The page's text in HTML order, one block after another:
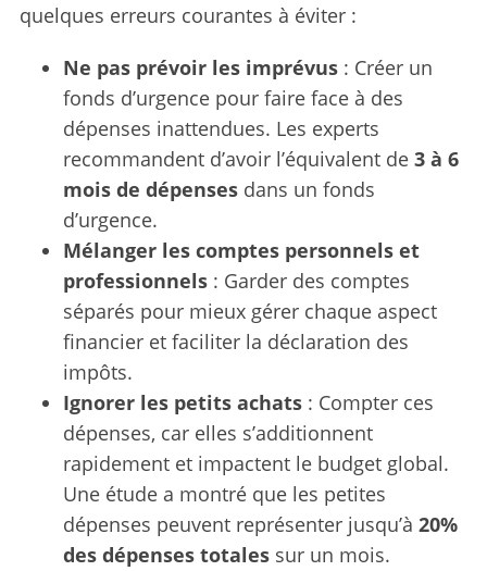
quelques erreurs courantes à éviter :
Ne pas prévoir les imprévus: Créer un
fonds d’urgence pour faire face à des
dépenses inattendues. Les experts
recommandent d’avoir l’équivalent de 3 à 6
mois de dépensesdans un fonds
d’urgence.
Mélanger les comptes personnels et
professionnels: Garder des comptes
séparés pour mieux gérer chaque aspect
financier et faciliter la déclaration des
impôts.
Ignorer les petits achats: Compter ces
dépenses, car elles s’additionnent
rapidement et impactent le budget global.
Une étude a montré que les petites
dépenses peuvent représenter jusqu’à 20%
des dépenses totalessur un mois.
S
e